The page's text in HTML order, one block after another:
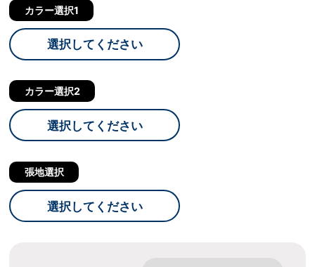
カラー選択1
選択してください
カラー選択2
選択してください
張地選択
選択してください